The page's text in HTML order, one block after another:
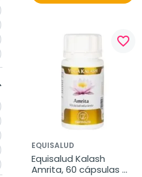
favorite_border
EQUISALUD
Equisalud Kalash
Amrita, 60 cápsulas